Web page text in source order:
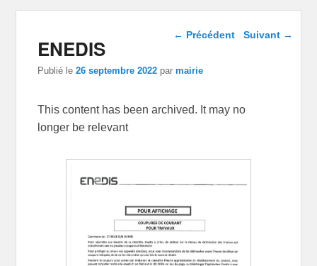
Navigation dans les
← Précédent Suivant →
ENEDIS
Publié le26 septembre 2022 parmairie
This content has been archived. It may no
longer be relevant